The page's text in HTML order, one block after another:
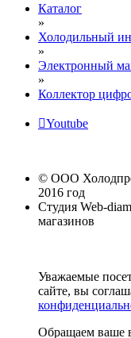
Каталог
»
Холодильный
»
Электронный
»
Коллектор
Youtube
© ООО
2016 год
Студия Web-
магазинов
Уважаемые
сайте, вы
Обращаем ваше